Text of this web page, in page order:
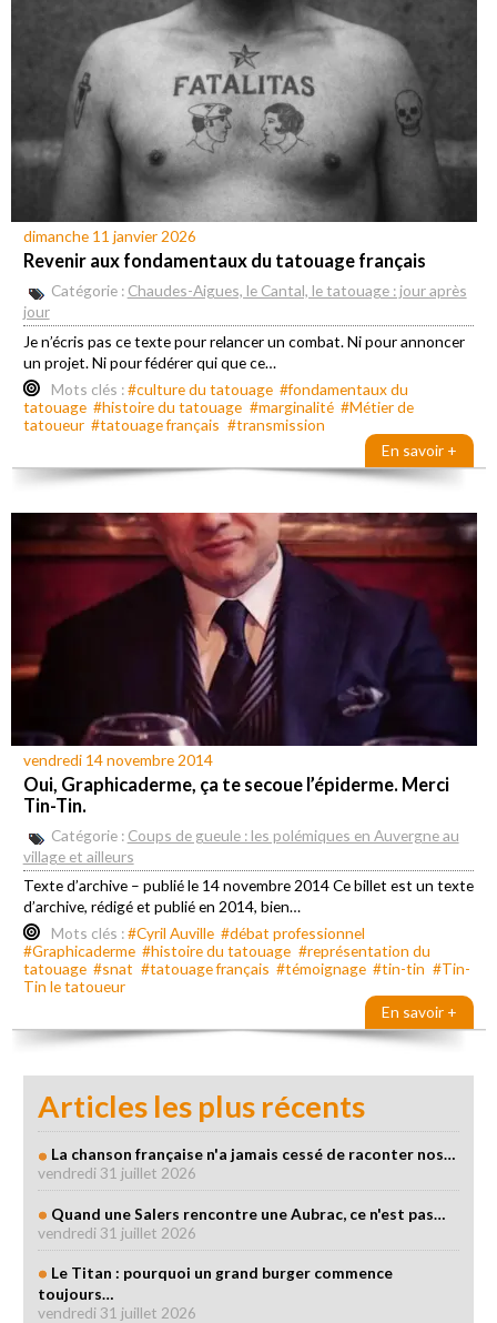
dimanche 11 janvier 2026
Revenir aux fondamentaux du tatouage français
Catégorie : Chaudes-Aigues, le Cantal, le tatouage : jour après
jour
Je n’écris pas ce texte pour relancer un combat. Ni pour annoncer
un projet. Ni pour fédérer qui que ce…
Mots clés :#culture du tatouage #fondamentaux du
tatouage #histoire du tatouage #marginalité #Métier de
tatoueur #tatouage français #transmission
En savoir +
vendredi 14 novembre 2014
Oui, Graphicaderme, ça te secoue l’épiderme. Merci
Tin-Tin.
Catégorie : Coups de gueule : les polémiques en Auvergne au
village et ailleurs
Texte d’archive – publié le 14 novembre 2014 Ce billet est un texte
d’archive, rédigé et publié en 2014, bien…
Mots clés :#Cyril Auville #débat professionnel
#Graphicaderme #histoire du tatouage #représentation du
tatouage #snat #tatouage français #témoignage #tin-tin #Tin-
Tin le tatoueur
En savoir +
Articles les plus récents
La chanson française n'a jamais cessé de raconter nos…
vendredi 31 juillet 2026
Quand une Salers rencontre une Aubrac, ce n'est pas…
vendredi 31 juillet 2026
Le Titan : pourquoi un grand burger commence
toujours…
vendredi 31 juillet 2026